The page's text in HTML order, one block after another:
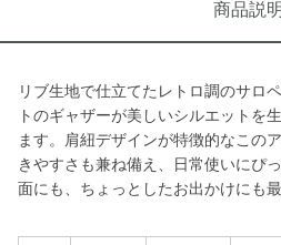
商品説明
リブ生地で仕立てたレトロ調のサロ
トのギャザーが美しいシルエットを
ます。肩紐デザインが特徴的なこの
きやすさも兼ね備え、日常使いにぴ
面にも、ちょっとしたお出かけにも最